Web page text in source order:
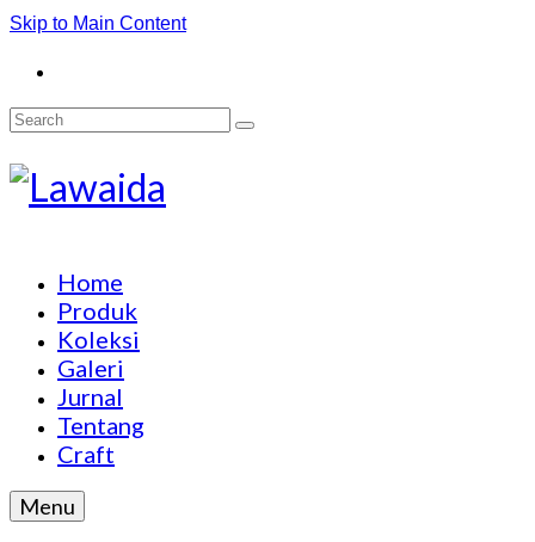
Skip to Main Content
Search
Home
Produk
Koleksi
Galeri
Jurnal
Tentang
Craft
Menu